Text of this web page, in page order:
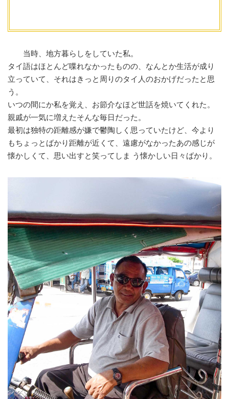
当時、地方暮らしをしていた私。
タイ語はほとんど喋れなかったものの、なんとか生活が成り
立っていて、それはきっと周りのタイ人のおかげだったと思
う。
いつの間にか私を覚え、お節介なほど世話を焼いてくれた。
親戚が一気に増えたそんな毎日だった。
最初は独特の距離感が嫌で鬱陶しく思っていたけど、今より
もちょっとばかり距離が近くて、遠慮がなかったあの感じが
懐かしくて、思い出すと笑ってしま う懐かしい日々ばかり。